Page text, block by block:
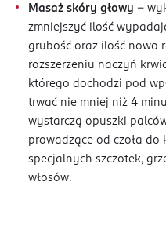
Masaż skóry głowy –
zmniejszyć ilość
grubość oraz ilość nowo
rozszerzeniu naczyń
którego dochodzi pod
trwać nie mniej niż 4
wystarczą opuszki
prowadzące od czoła
specjalnych szczotek,
włosów.